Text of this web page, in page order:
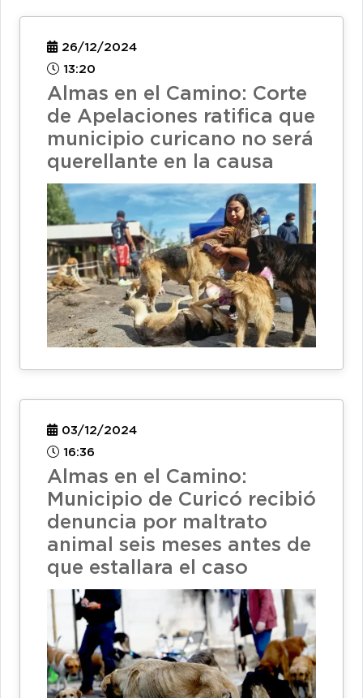
26/12/2024
13:20
Almas en el Camino: Corte
de Apelaciones ratifica que
municipio curicano no será
querellante en la causa
03/12/2024
16:36
Almas en el Camino:
Municipio de Curicó recibió
denuncia por maltrato
animal seis meses antes de
que estallara el caso